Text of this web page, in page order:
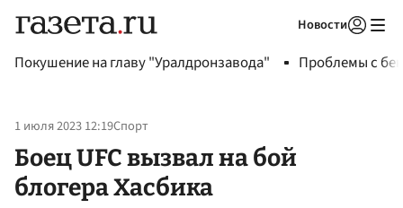
Новости
Покушение на главу "Уралдронзавода" Проблемы с
1 июля 2023 12:19Спорт
Боец UFC вызвал на бой
блогера Хасбика